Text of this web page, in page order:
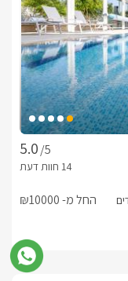
/5
החל מ- ₪10000